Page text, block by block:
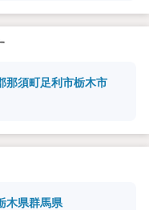
那須町足利市栃木市
木県群馬県